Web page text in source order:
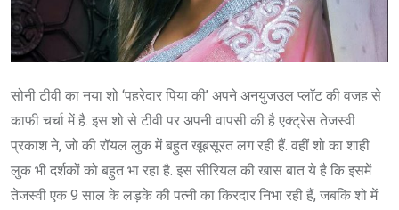
सोनी टीवी का नया शो ‘पहरेदार पिया की’ अपने अनयुजउल प्लाॅट की वजह से
काफी चर्चा में है. इस शो से टीवी पर अपनी वापसी की है एक्ट्रेस तेजस्वी
प्रकाश ने, जो की रॉयल लुक में बहुत खूबसूरत लग रही हैं. वहीं शो का शाही
लुक भी दर्शकों को बहुत भा रहा है. इस सीरियल की खास बात ये है कि इसमें
तेजस्वी एक 9 साल के लड़के की पत्नी का किरदार निभा रही हैं, जबकि शो में